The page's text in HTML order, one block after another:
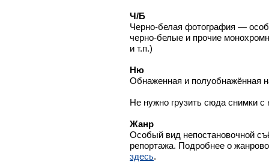
Ч/Б
Черно-белая фотография —
черно-белые и прочие
и т.п.)
Ню
Обнаженная и полуобнажённая
Не нужно грузить сюда снимки с
Жанр
Особый вид непостановочной
репортажа. Подробнее о
здесь.